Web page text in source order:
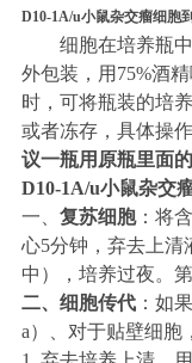
D10-1A/u小鼠杂交瘤细胞
细胞在培养瓶
外包装，用 75%酒
时，可将瓶装的培
或者冻存，具体操
议一瓶用原瓶里面
D10-1A/u小鼠杂交
一、 复苏细胞：将
心5分钟，弃去上清
中 ）
，培养过夜。
二、 细胞传代 ：如
a）
、对于贴壁细